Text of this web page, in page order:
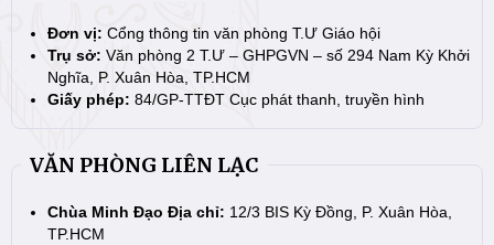
Đơn vị: Cổng thông tin văn phòng T.Ư Giáo hội
Trụ sở: Văn phòng 2 T.Ư – GHPGVN – số 294 Nam Kỳ Khởi
Nghĩa, P. Xuân Hòa, TP.HCM
Giấy phép: 84/GP-TTĐT Cục phát thanh, truyền hình
VĂN PHÒNG LIÊN LẠC
Chùa Minh Đạo Địa chỉ: 12/3 BIS Kỳ Đồng, P. Xuân Hòa,
TP.HCM